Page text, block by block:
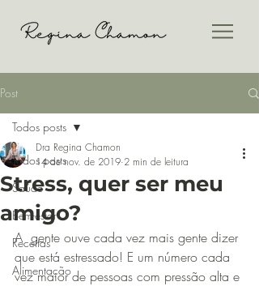
Post
Todos posts
Saúde
Bem-estar
Receitas
Alimentação
Todos posts
Stress, quer ser meu
amigo?
Dra Regina Chamon
14 de nov. de 2019 2 min de leitura
A  gente ouve cada vez mais gente dizer
que está estressado! E um número cada
vez maior de pessoas com pressão alta e